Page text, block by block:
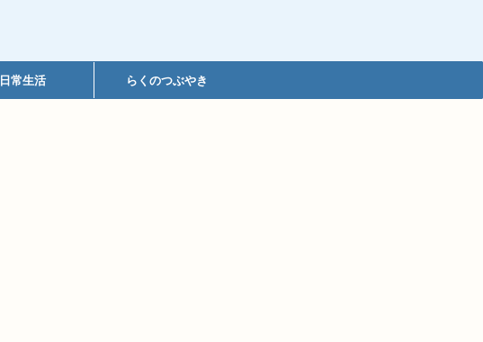
日常生活 らくのつぶやき